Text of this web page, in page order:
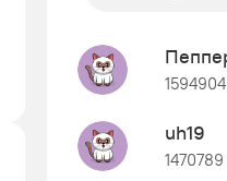
1594904
uh19
1470789